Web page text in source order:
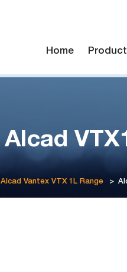
Home
Alcad
Alcad Vantex VTX 1L Range >